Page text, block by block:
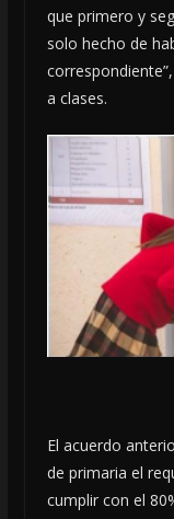
que primero y
solo hecho de
a clases.
El acuerdo
de primaria el
cumplir con el